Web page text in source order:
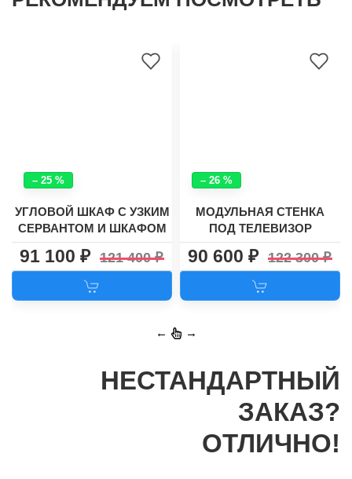
– 25 %
УГЛОВОЙ ШКАФ С УЗКИМ
СЕРВАНТОМ И ШКАФОМ
ДЛЯ ОДЕЖДЫ №36
91 100 121 400
– 26 %
МОДУЛЬНАЯ СТЕНКА
ПОД ТЕЛЕВИЗОР
"ПРЕМЬЕРА-1"
90 600 122 300
← →
НЕСТАНДАРТНЫЙ
ЗАКАЗ?
ОТЛИЧНО!